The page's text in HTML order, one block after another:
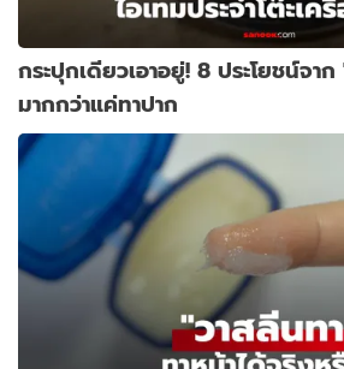
กระปุกเดียวเอาอยู่! 8 ประโยชน์จา
มากกว่าแค่ทาปาก